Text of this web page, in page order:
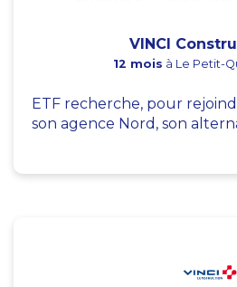
VINCI
12 mois à Le Petit-
ETF recherche, pour
son agence Nord, son